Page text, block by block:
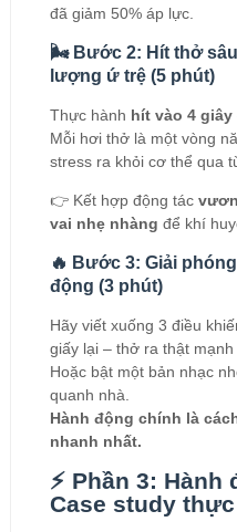
đã giảm 50% áp lực.
🌬️ Bước 2: Hít thở
lượng ứ trệ (5 phút)
Thực hành hít vào 4 giây
Mỗi hơi thở là một vòng
stress ra khỏi cơ thể qua
👉 Kết hợp động tác
vai nhẹ nhàng để khí
🔥 Bước 3: Giải
động (3 phút)
Hãy viết xuống 3 điều
giấy lại – thở ra thật mạnh
Hoặc bật một bản nhạc
quanh nhà.
Hành động chính là
nhanh nhất.
⚡ Phần 3:
Case study